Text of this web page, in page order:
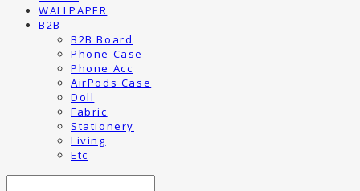
WALLPAPER
B2B
B2B Board
Phone Case
Phone Acc
AirPods Case
Doll
Fabric
Stationery
Living
Etc